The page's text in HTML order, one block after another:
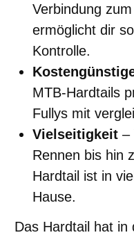
Verbindung
ermöglicht dir
Kontrolle.
MTB-Hardtails
Fullys mit
Vielseitigkeit–
Rennen bis hin
Hardtail ist in
Hause.
Das Hardtail hat in